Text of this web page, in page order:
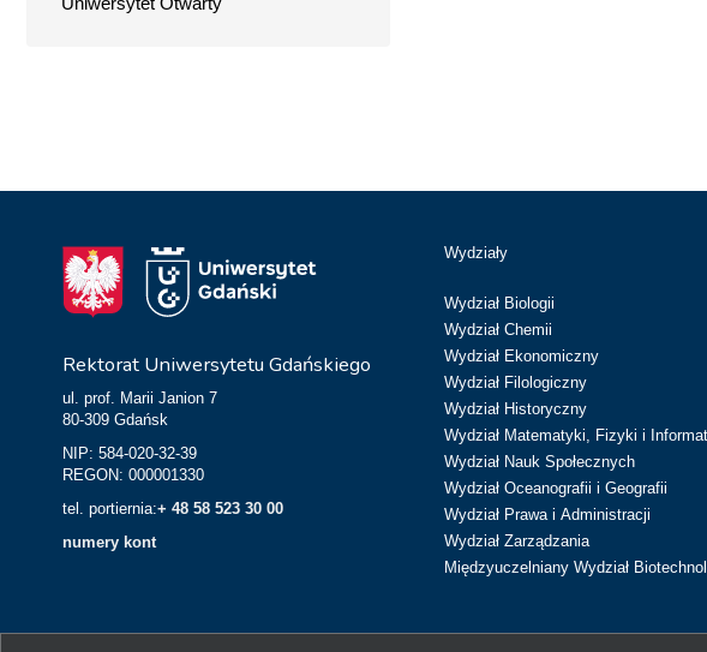
Rektorat Uniwersytetu Gdańskiego
ul. prof. Marii Janion 7
80-309 Gdańsk
NIP: 584-020-32-39
REGON: 000001330
tel. portiernia:+ 48 58 523 30 00
numery kont
Wydziały
Wydział Biologii
Wydział Chemii
Wydział Ekonomiczny
Wydział Filologiczny
Wydział Historyczny
Wydział Matematyki, Fizyki i
Wydział Nauk Społecznych
Wydział Oceanografii i Geografii
Wydział Prawa i Administracji
Wydział Zarządzania
Międzyuczelniany Wydział